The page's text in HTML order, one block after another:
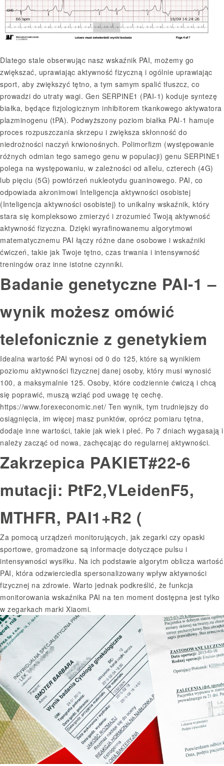
Dlatego stale obserwując nasz wskaźnik PAI, możemy go
zwiększać, uprawiając aktywność fizyczną i ogólnie uprawiając
sport, aby zwiększyć tętno, a tym samym spalić tłuszcz, co
prowadzi do utraty wagi. Gen SERPINE1 (PAI-1) koduje syntezę
białka, będące fizjologicznym inhibitorem tkankowego aktywatora
plazminogenu (tPA). Podwyższony poziom białka PAI-1 hamuje
proces rozpuszczania skrzepu i zwiększa skłonność do
niedrożności naczyń krwionośnych. Polimorfizm (występowanie
różnych odmian tego samego genu w populacji) genu SERPINE1
polega na występowaniu, w zależności od allelu, czterech (4G)
lub pięciu (5G) powtórzeń nukleotydu guaninowego. PAI, co
odpowiada akronimowi Inteligencja aktywności osobistej
(Inteligencja aktywności osobistej) to unikalny wskaźnik, który
stara się kompleksowo zmierzyć i zrozumieć Twoją aktywność
aktywność fizyczna. Dzięki wyrafinowanemu algorytmowi
matematycznemu PAI łączy różne dane osobowe i wskaźniki
ćwiczeń, takie jak Twoje tętno, czas trwania i intensywność
treningów oraz inne istotne czynniki.
Badanie genetyczne PAI-1 –
wynik możesz omówić
telefonicznie z genetykiem
Idealna wartość PAI wynosi od 0 do 125, które są wynikiem
poziomu aktywności fizycznej danej osoby, który musi wynosić
100, a maksymalnie 125. Osoby, które codziennie ćwiczą i chcą
się poprawić, muszą wziąć pod uwagę tę cechę.
https://www.forexeconomic.net/ Ten wynik, tym trudniejszy do
osiągnięcia, im więcej masz punktów, oprócz pomiaru tętna,
dodaje inne wartości, takie jak wiek i płeć. Po 7 dniach wygasają i
należy zacząć od nowa, zachęcając do regularnej aktywności.
Zakrzepica PAKIET#22-6
mutacji: PtF2,VLeidenF5,
MTHFR, PAI1+R2 (
Za pomocą urządzeń monitorujących, jak zegarki czy opaski
sportowe, gromadzone są informacje dotyczące pulsu i
intensywności wysiłku. Na ich podstawie algorytm oblicza wartość
PAI, która odzwierciedla spersonalizowany wpływ aktywności
fizycznej na zdrowie. Warto jednak podkreślić, że funkcja
monitorowania wskaźnika PAI na ten moment dostępna jest tylko
w zegarkach marki Xiaomi.